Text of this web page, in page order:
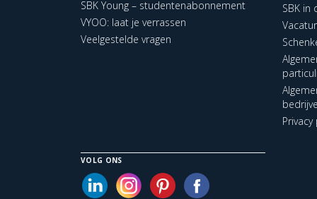
SBK Young – studentenabonnement
VYOO: laat je verrassen
Veelgestelde vragen
SBK in
VOLG ONS